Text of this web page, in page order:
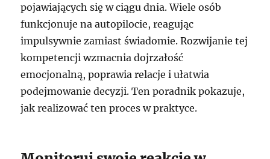
pojawiających się w ciągu dnia. Wiele osób
funkcjonuje na autopilocie, reagując
impulsywnie zamiast świadomie. Rozwijanie tej
kompetencji wzmacnia dojrzałość
emocjonalną, poprawia relacje i ułatwia
podejmowanie decyzji. Ten poradnik pokazuje,
jak realizować ten proces w praktyce.